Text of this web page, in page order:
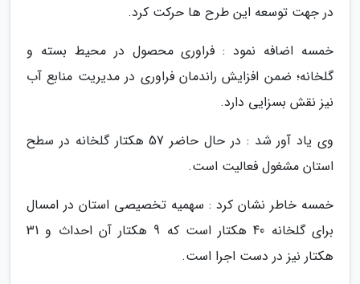
در جهت توسعه این طرح ها حرکت کرد.
خمسه اضافه نمود : فراوری محصول در محیط بسته و
گلخانه؛ ضمن افزایش راندمان فراوری در مدیریت منابع آب
نیز نقش بسزایی دارد.
وی یاد آور شد : در حال حاضر 57 هکتار گلخانه در سطح
استان مشغول فعالیت است.
خمسه خاطر نشان کرد : سهمیه تخصیصی استان در امسال
برای گلخانه 40 هکتار است که 9 هکتار آن احداث و 31
هکتار نیز در دست اجرا است.